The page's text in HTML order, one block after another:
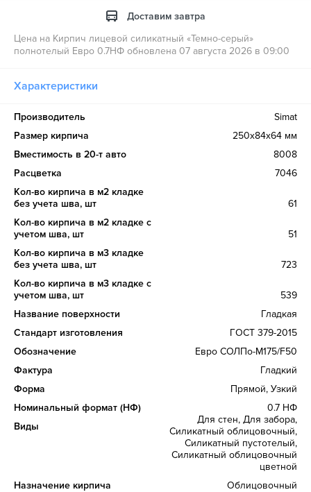
Доставим завтра
Цена на Кирпич лицевой силикатный «Темно-серый»
полнотелый Евро 0.7НФ обновлена 07 августа 2026 в 09:00
Характеристики
Производитель
Simat
Размер кирпича
250х84х64 мм
Вместимость в 20-т авто
8008
Расцветка
7046
Кол-во кирпича в м2 кладке
без учета шва, шт
61
Кол-во кирпича в м2 кладке с
учетом шва, шт
51
Кол-во кирпича в м3 кладке
без учета шва, шт
723
Кол-во кирпича в м3 кладке с
учетом шва, шт
539
Название поверхности
Гладкая
Стандарт изготовления
ГОСТ 379-2015
Обозначение
Евро СОЛПо-М175/F50
Фактура
Гладкий
Форма
Прямой, Узкий
Номинальный формат (НФ)
0.7 НФ
Виды
Для стен, Для забора,
Силикатный облицовочный,
Силикатный пустотелый,
Силикатный облицовочный
цветной
Назначение кирпича
Облицовочный